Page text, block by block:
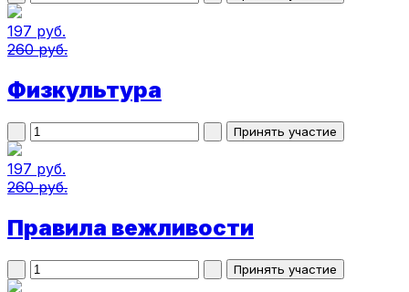
197 руб.
260 руб.
Физкультура
197 руб.
260 руб.
Правила вежливости